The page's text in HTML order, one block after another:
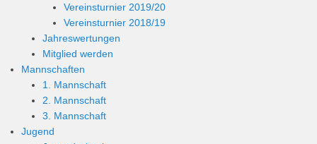
Vereinsturnier 2019/20
Vereinsturnier 2018/19
Jahreswertungen
Mitglied werden
Mannschaften
1. Mannschaft
2. Mannschaft
3. Mannschaft
Jugend